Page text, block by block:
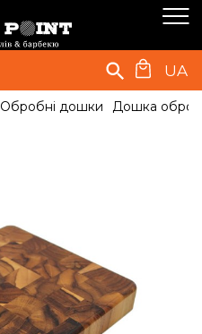
UA
Обробні дошки Дошка